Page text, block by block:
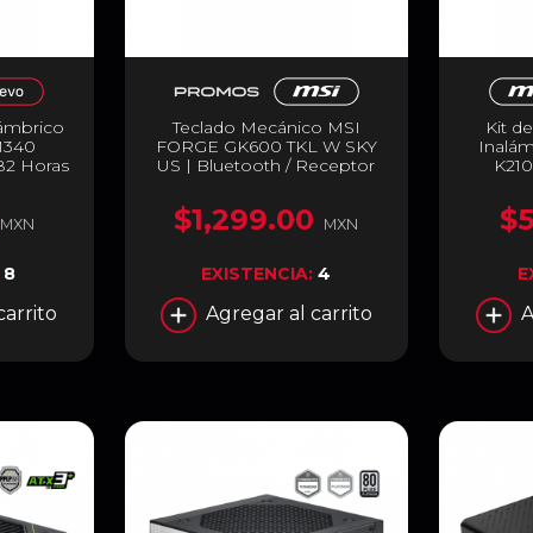
Horas
Óptico
|
MXN
8
Teclado Mecánico MSI
FORGE GK600 TKL W SKY
US | Bluetooth / Receptor
Display 1.06" | Color Blanco /
Gris | Inglés | FORGE GK600
TKL W SKY US
$1,299.00 MXN
EXISTENCIA:4
Agregar al carrito
Kit
100% |
a